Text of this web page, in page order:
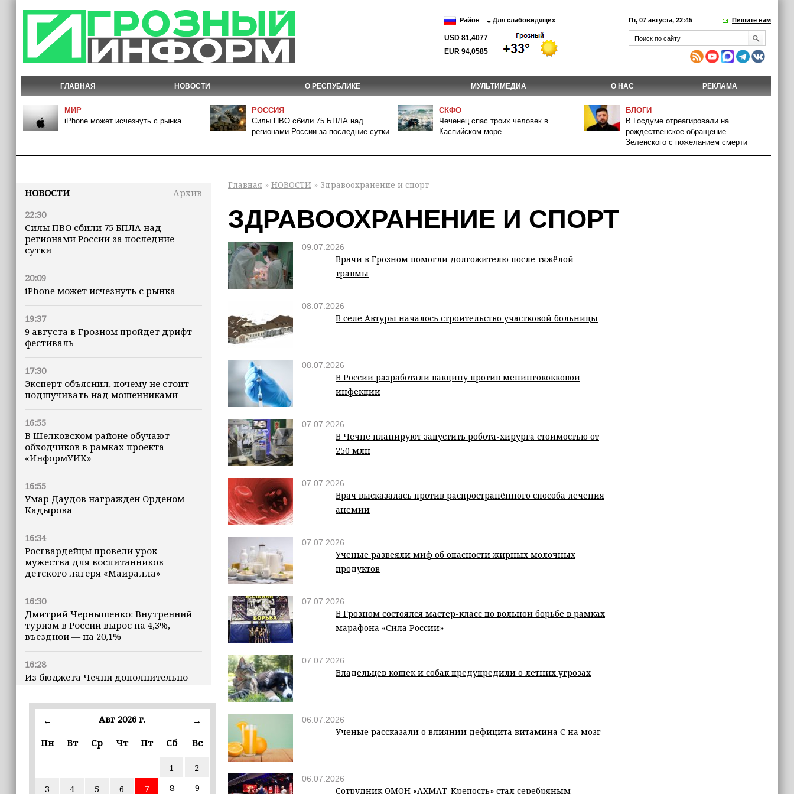
Район Для слабовидящих
USD 81,4077
EUR 94,0585
Пт, 07 августа, 22:45 Пишите нам
ГЛАВНАЯ НОВОСТИ О РЕСПУБЛИКЕ МУЛЬТИМЕДИА О НАС РЕКЛАМА
МИР
iPhone может исчезнуть с рынка
РОССИЯ
Силы ПВО сбили 75 БПЛА над
регионами России за последние сутки
СКФО
Чеченец спас троих человек в
Каспийском море
БЛОГИ
В Госдуме отреагировали на
рождественское обращение
Зеленского с пожеланием смерти
НОВОСТИ
Архив
22:30
Силы ПВО сбили 75 БПЛА над
регионами России за последние
сутки
20:09
iPhone может исчезнуть с рынка
19:37
9 августа в Грозном пройдет дрифт-
фестиваль
17:30
Эксперт объяснил, почему не стоит
подшучивать над мошенниками
16:55
В Шелковском районе обучают
обходчиков в рамках проекта
«ИнформУИК»
16:55
Умар Даудов награжден Орденом
Кадырова
16:34
Росгвардейцы провели урок
мужества для воспитанников
детского лагеря «Майралла»
16:30
Дмитрий Чернышенко: Внутренний
туризм в России вырос на 4,3%,
въездной — на 20,1%
16:28
Из бюджета Чечни дополнительно
выделено 505 млн рублей
Политик заявил, что цель «Госулуг»
— стать большой
15:17
← Авг 2026 г.
→
Пн
Вт Ср Чт Пт Сб Вс
1
2
3
4 5 6 7 8 9
Главная » НОВОСТИ » Здравоохранение и спорт
ЗДРАВООХРАНЕНИЕ И СПОРТ
09.07.2026
Врачи в Грозном помогли долгожителю после тяжёлой
травмы
08.07.2026
В селе Автуры началось строительство участковой больницы
08.07.2026
В России разработали вакцину против менингококковой
инфекции
07.07.2026
В Чечне планируют запустить робота-хирурга стоимостью от
250 млн
07.07.2026
Врач высказалась против распространённого способа лечения
анемии
07.07.2026
Ученые развеяли миф об опасности жирных молочных
продуктов
07.07.2026
В Грозном состоялся мастер-класс по вольной борьбе в рамках
марафона «Сила России»
07.07.2026
Владельцев кошек и собак предупредили о летних угрозах
06.07.2026
Ученые рассказали о влиянии дефицита витамина С на мозг
06.07.2026
Сотрудник ОМОН «АХМАТ-Крепость» стал серебряным